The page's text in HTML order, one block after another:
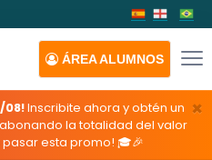
ÁREAALUMNOS
×
08!Inscribite ahora y obtén un
la totalidad del valor
pasar esta promo! 🎓🎉